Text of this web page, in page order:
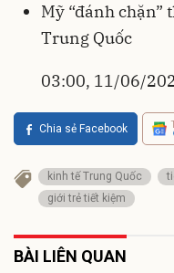
Mỹ “đánh
Trung Quốc
03:00, 11/06/
Chia sẻ Facebook
kinh tế Trung Quốc
giới trẻ tiết kiệm
BÀI LIÊN QUAN